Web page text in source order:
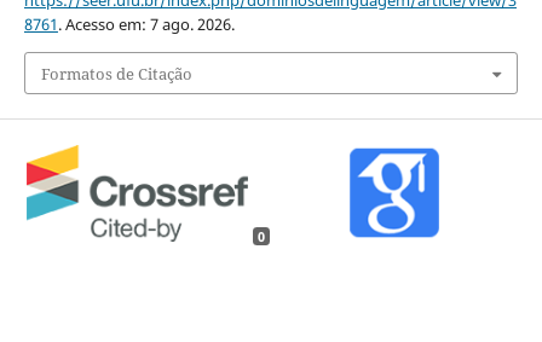
8761. Acesso em: 7 ago. 2026.
Formatos de Citação
0